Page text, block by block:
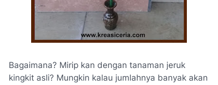
Bagaimana? Mirip kan dengan tanaman jeruk
kingkit asli? Mungkin kalau jumlahnya banyak akan